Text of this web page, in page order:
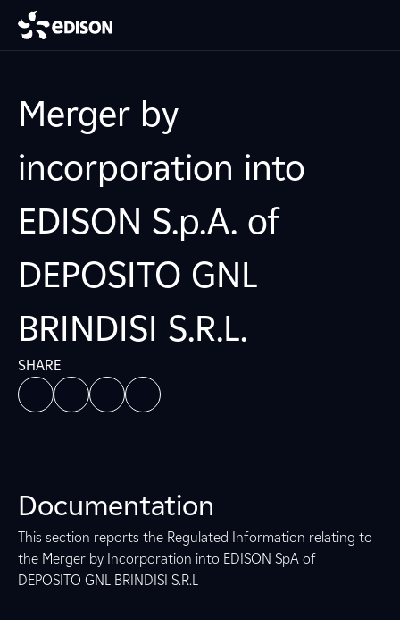
Merger by
incorporation into
EDISON S.p.A. of
DEPOSITO GNL
BRINDISI S.R.L.
SHARE
Documentation
This section reports the Regulated Information relating to
the Merger by Incorporation into EDISON SpA of
DEPOSITO GNL BRINDISI S.R.L